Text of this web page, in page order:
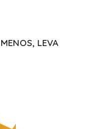
LEVA